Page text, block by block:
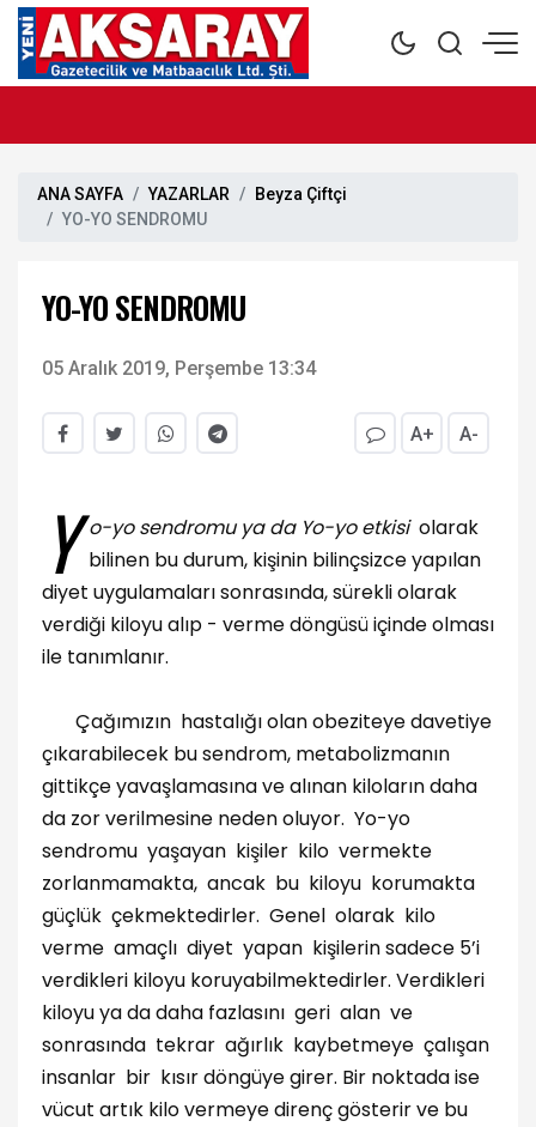
ANA SAYFA YAZARLAR
Beyza Çiftçi
YO-YO SENDROMU
YO-YO SENDROMU
05 Aralık 2019, Perşembe 13:34
A+ A-
Y o-yo sendromu ya da Yo-yo etkisiolarak
bilinen bu durum, kişinin bilinçsizce yapılan
diyet uygulamaları sonrasında, sürekli olarak
verdiği kiloyu alıp - verme döngüsü içinde olması
ile tanımlanır.
Çağımızın hastalığı olan obeziteye davetiye
çıkarabilecek bu sendrom, metabolizmanın
gittikçe yavaşlamasına ve alınan kiloların daha
da zor verilmesine neden oluyor. Yo-yo
sendromu yaşayan kişiler kilo vermekte
zorlanmamakta, ancak bu kiloyu korumakta
güçlük çekmektedirler. Genel olarak kilo
verme amaçlı diyet yapan kişilerin sadece 5’i
verdikleri kiloyu koruyabilmektedirler. Verdikleri
kiloyu ya da daha fazlasını geri alan ve
sonrasında tekrar ağırlık kaybetmeye çalışan
insanlar bir kısır döngüye girer. Bir noktada ise
vücut artık kilo vermeye direnç gösterir ve bu